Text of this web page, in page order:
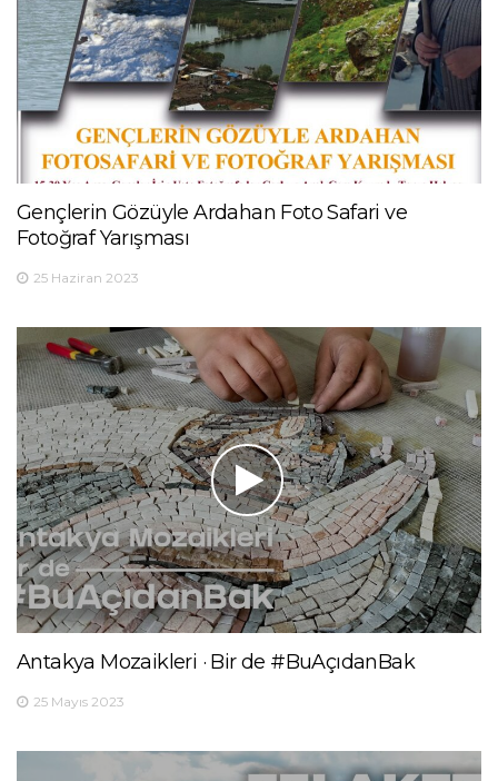
Gençlerin Gözüyle Ardahan Foto Safari ve
Fotoğraf Yarışması
25 Haziran 2023
Antakya Mozaikleri · Bir de #BuAçıdanBak
25 Mayıs 2023